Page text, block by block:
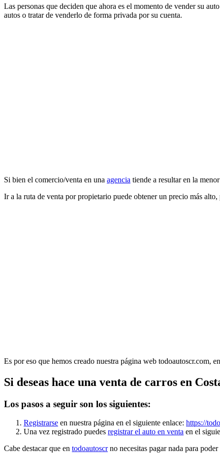
Las personas que deciden que ahora es el momento de vender su
autos o tratar de venderlo de forma privada por su cuenta.
Si bien el comercio/venta en una agencia tiende a resultar en la
Ir a la ruta de venta por propietario puede obtener un precio más
Es por eso que hemos creado nuestra página web todoautoscr.com,
Si deseas hace una venta de carros en
Los pasos a seguir son los siguientes:
Registrarse en nuestra página en el siguiente enlace: https://
Una vez registrado puedes registrar el auto en venta en el
Cabe destacar que en todoautoscrno necesitas pagar nada para